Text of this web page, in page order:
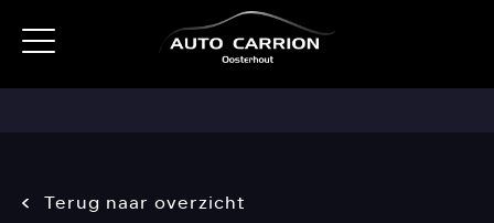
Terug naar overzicht